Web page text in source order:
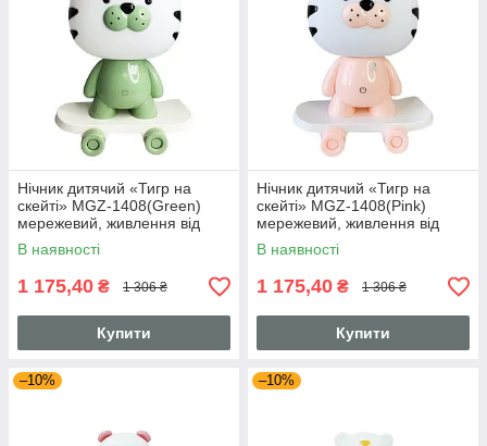
Нічник дитячий «Тигр на
скейті» MGZ-1408(Green)
мережевий, живлення від
USB
В наявності
1 175,40 ₴ 1 306 ₴
Купити
Нічник дитячий «Тигр на
скейті» MGZ-1408(Pink)
мережевий, живлення від
USB
В наявності
1 175,40 ₴ 1 306 ₴
Купити
–10% –10%